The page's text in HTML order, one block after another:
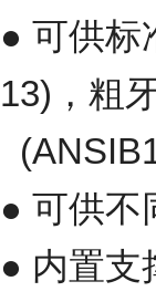
● 可供标
13)，粗
● 可供不
● 内置支